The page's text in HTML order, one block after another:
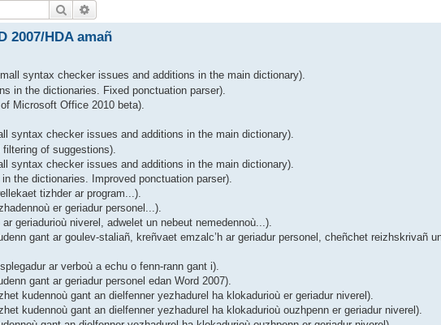
Rechercher
2007/HDA amañ
syntax checker issues and additions in the main dictionary).
in the dictionaries. Fixed ponctuation parser).
Microsoft Office 2010 beta).
syntax checker issues and additions in the main dictionary).
of suggestions).
syntax checker issues and additions in the main dictionary).
the dictionaries. Improved ponctuation parser).
tizhder ar program...).
er geriadur personel...).
geriadurioù niverel, adwelet un nebeut nemedennoù...).
gant ar goulev-staliañ, kreñvaet emzalc’h ar geriadur personel, cheñchet reizhskrivañ
ar verboù a echu o fenn-rann gant i).
gant ar geriadur personel edan Word 2007).
kudennoù gant an dielfenner yezhadurel ha klokadurioù er geriadur niverel).
kudennoù gant an dielfenner yezhadurel ha klokadurioù ouzhpenn er geriadur niverel).